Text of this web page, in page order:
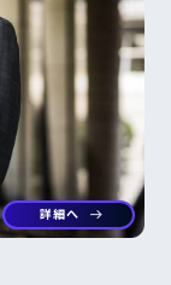
詳細へ arrow_right_alt